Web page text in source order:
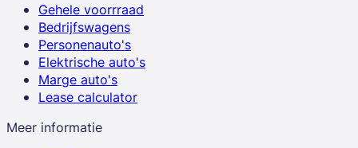
Gehele voorrraad
Bedrijfswagens
Personenauto's
Elektrische auto's
Marge auto's
Lease calculator
Meer informatie